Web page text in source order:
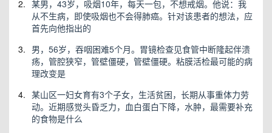
2. 某男，43岁，吸烟10年，每天一包，不想戒烟。他说：我
从不生病，即使吸烟也不会得肺癌。针对该患者的想法，应
首先向他指出的
3. 男，56岁，吞咽困难5个月。胃镜检查见食管中断隆起伴溃
疡，管腔狭窄，管壁僵硬，管壁僵硬。粘膜活检最可能的病
理改变是
4. 某山区一妇女育有3个子女，生活贫困，长期从事重体力劳
动。近期感觉头昏乏力，血白蛋白下降，水肿，最需要补充
的食物是什么